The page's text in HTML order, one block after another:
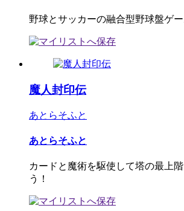
野球とサッカーの融合型野球盤ゲー
魔人封印伝
あとらそふと
あとらそふと
カードと魔術を駆使して塔の最上
う！